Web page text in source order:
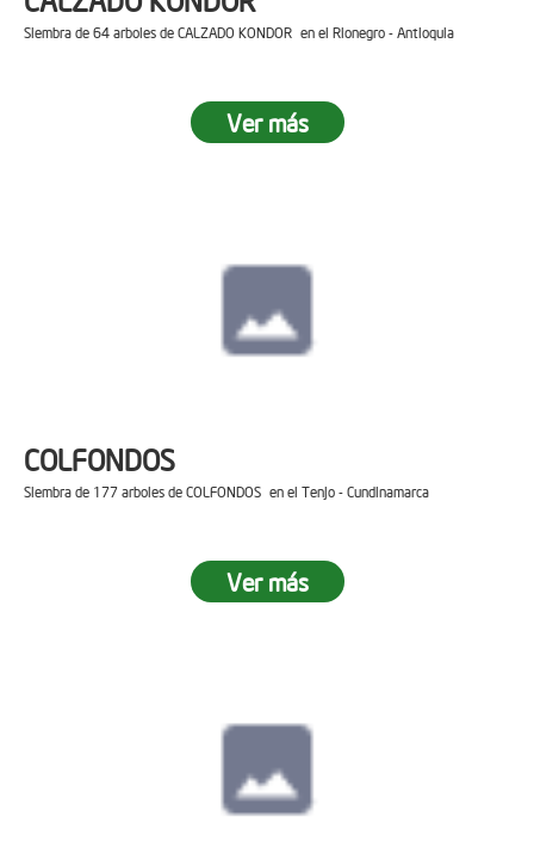
Siembra de 64 arboles de CALZADO KONDOR en el Rionegro - Antioquia
Ver más
COLFONDOS
Siembra de 177 arboles de COLFONDOS en el Tenjo - Cundinamarca
Ver más